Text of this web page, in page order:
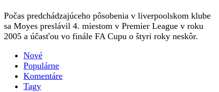
Počas predchádzajúceho pôsobenia v liverpoolskom klube
sa Moyes preslávil 4. miestom v Premier League v roku
2005 a účasťou vo finále FA Cupu o štyri roky neskôr.
Nové
Populárne
Komentáre
Tagy